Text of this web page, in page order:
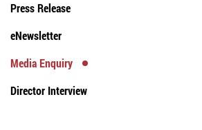
Press Release
eNewsletter
Media Enquiry
Director Interview